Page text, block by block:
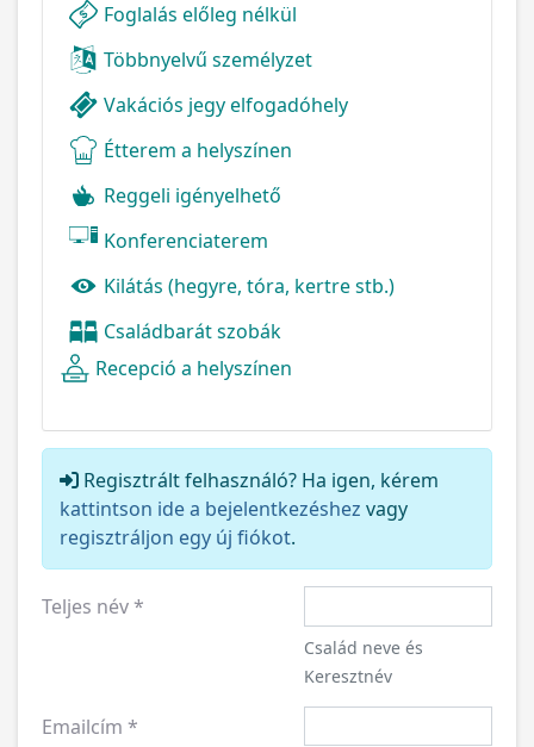
Foglalás előleg nélkül
Többnyelvű személyzet
Vakációs jegy elfogadóhely
Étterem a helyszínen
Reggeli igényelhető
Konferenciaterem
Kilátás (hegyre, tóra, kertre stb.)
Családbarát szobák
Recepció a helyszínen
Regisztrált felhasználó? Ha igen, kérem
kattintson ide a bejelentkezéshez vagy
regisztráljon egy új fiókot.
Teljes név*
Család neve és
Keresztnév
Emailcím *